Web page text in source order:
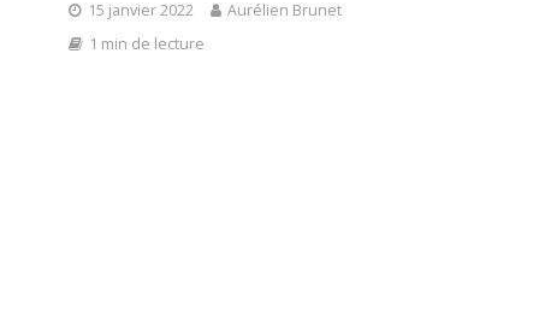
15 janvier 2022
Aurélien Brunet
1 min de lecture